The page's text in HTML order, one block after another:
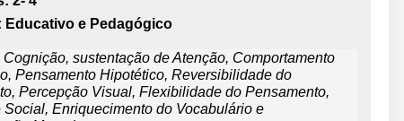
Educativo e Pedagógico
Cognição, sustentação de Atenção, Comportamento
Pensamento Hipotético, Reversibilidade do
Percepção Visual, Flexibilidade do Pensamento,
Enriquecimento do Vocabulário e